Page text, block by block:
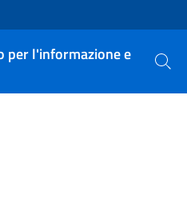
per l'informazione e
Cerca